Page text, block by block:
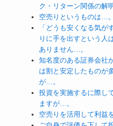
ク・リターン関係の解
空売りというものは…。
「どうも安くなる気が
りに手を出すという人
ありません…。
知名度のある証券会社
は割と安定したものが
が…。
投資を実施するに際し
ますが…。
空売りを活用して利益